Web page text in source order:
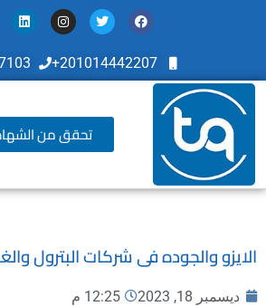
201014442207+
تحقق من
الايزو والجوده فى شركات البترول
ديسمبر 18, 2023 12:25 م